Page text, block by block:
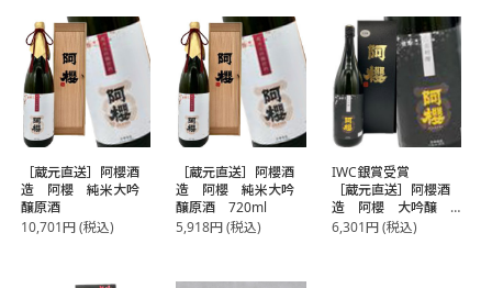
［蔵元直送］阿櫻酒
造 阿櫻 純米大吟
醸原酒
10,701円(税込)
［蔵元直送］阿櫻酒
造 阿櫻 純米大吟
醸原酒 720ml
5,918円(税込)
IWC銀賞受賞
［蔵元直送］阿櫻酒
造 阿櫻 大吟醸
1800ml
6,301円(税込)